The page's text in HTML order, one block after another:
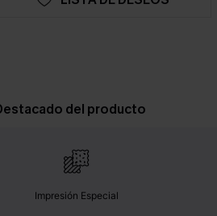
del producto
Impresión Especial